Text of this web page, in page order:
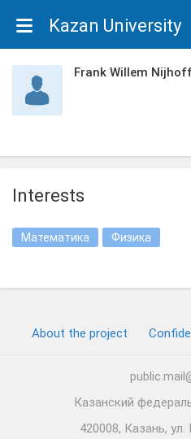
Kazan University
Frank Willem
Interests
Математика Физика
About the project
Казанский
420008, Казань,